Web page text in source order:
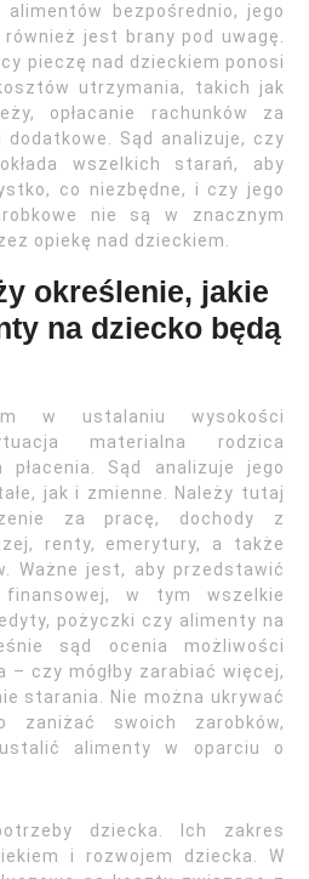
bezpośrednio, jego
jest brany pod uwagę.
pieczę nad dzieckiem ponosi
utrzymania, takich jak
opłacanie rachunków za
Sąd analizuje, czy
wszelkich starań, aby
co niezbędne, i czy jego
nie są w znacznym
opiekę nad dzieckiem.
określenie, jakie
na dziecko będą
w ustalaniu wysokości
materialna rodzica
płacenia. Sąd analizuje jego
jak i zmienne. Należy tutaj
za pracę, dochody z
renty, emerytury, a także
Ważne jest, aby przedstawić
w tym wszelkie
pożyczki czy alimenty na
sąd ocenia możliwości
– czy mógłby zarabiać więcej,
starania. Nie można ukrywać
zaniżać swoich zarobków,
alimenty w oparciu o
dziecka. Ich zakres
i rozwojem dziecka. W